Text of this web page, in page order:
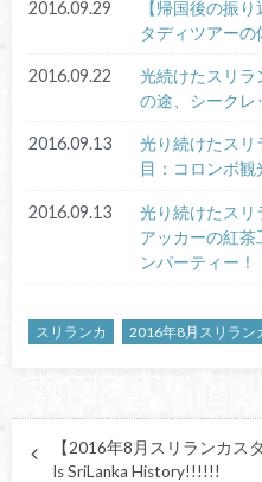
2016.09.29
【帰国後の振
タディツアーの
2016.09.22
光続けたスリラ
の途、シークレ
2016.09.13
光り続けたスリ
目：コロンボ観
2016.09.13
光り続けたスリ
アッカーの紅
ンパーティー！
スリランカ 2016年8月スリラン
【2016年8月スリランカス
Is SriLanka History!!!!!!